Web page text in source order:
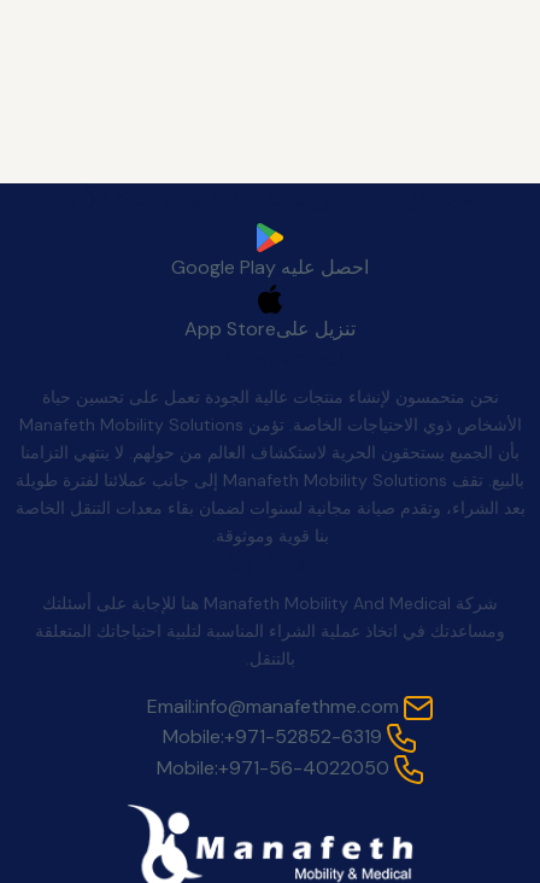
احصل عليه Google Play
تنزيل علىApp Store
نحن متحمسون لإنشاء منتجات عالية الجودة تعمل على تحسين حياة
الأشخاص ذوي الاحتياجات الخاصة. تؤمن Manafeth Mobility Solutions
بأن الجميع يستحقون الحرية لاستكشاف العالم من حولهم. لا ينتهي التزامنا
بالبيع. تقف Manafeth Mobility Solutions إلى جانب عملائنا لفترة طويلة
بعد الشراء، وتقدم صيانة مجانية لسنوات لضمان بقاء معدات التنقل الخاصة
بنا قوية وموثوقة.
شركة Manafeth Mobility And Medical هنا للإجابة على أسئلتك
ومساعدتك في اتخاذ عملية الشراء المناسبة لتلبية احتياجاتك المتعلقة
بالتنقل.
Email:info@manafethme.com
Mobile:+971-52852-6319
Mobile:+971-56-4022050